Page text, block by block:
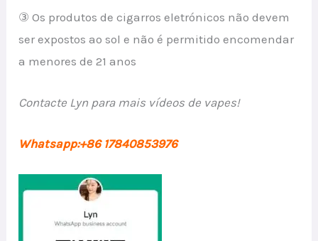
③ Os produtos de cigarros eletrónicos não devem
ser expostos ao sol e não é permitido encomendar
a menores de 21 anos
Contacte Lyn para mais vídeos de vapes!
Whatsapp:+86 17840853976